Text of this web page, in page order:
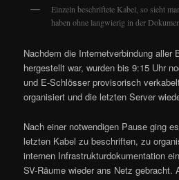
Einzeln beschriftete Kabel, so sieht
haben ohne langwierig in der
Nachdem die Internetverbindung aller
hergestellt war, wurden bis 9:15 Uhr
und E-Schlösser provisorisch
organisiert und die letzten Server
Nach einer notwendigen Pause ging
letzten Kabel zu beschriften, zu
internen Infrastrukturdokumentation
SV-Räume wieder ans Netz gebracht.